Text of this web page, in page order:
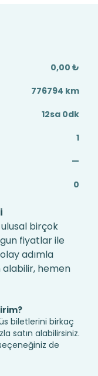
0,00 ₺
776794 km
12sa 0dk
1
—
0
birçok
fiyatlar ile
adımla
alabilir, hemen
biletlerini birkaç
satın alabilirsiniz.
de